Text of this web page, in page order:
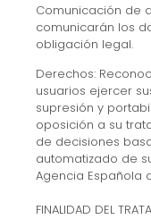
Comunicación de
comunicarán los
obligación legal.
Derechos:
usuarios ejercer
supresión y
oposición a su
de decisiones
automatizado de
Agencia Española
FINALIDAD DEL